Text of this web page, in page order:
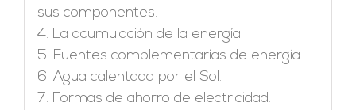
sus componentes.
4. La acumulación de la energía.
5. Fuentes complementarias de energía.
6. Agua calentada por el Sol.
7. Formas de ahorro de electricidad.